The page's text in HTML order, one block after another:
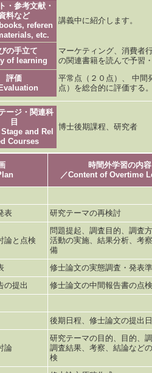
・参考文献・
料など
referen
etc.
講義中に紹介します。
の手立て
of learning
マーケティング、消費者
の関連書籍を読んで予習
評価
平常点（２０点）、 中間
点）を総合的に評価する。
ージ・関連科
目
Stage and Rel
Courses
博士後期課程、研究者
時間外学習の内容
／Content of Overtime
表 研究テーマの再検討
論と点検
問題提起、調査目的、調査
活動の実施、結果分析、考
備
修士論文の実態調査・発表
の提出
修士論文の中間報告書の点検
後期日程、修士論文の提出
論
研究テーマの目的、目的、調
調査結果、考察、結論など
検